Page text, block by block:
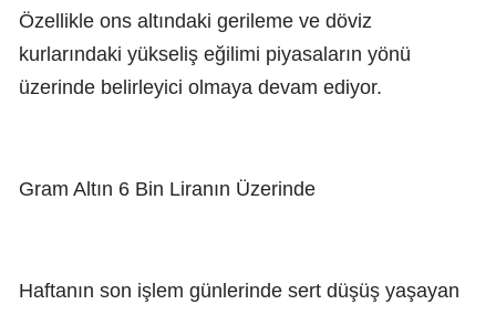
Özellikle ons altındaki gerileme ve döviz
kurlarındaki yükseliş eğilimi piyasaların yönü
üzerinde belirleyici olmaya devam ediyor.
Gram Altın 6 Bin Liranın Üzerinde
Haftanın son işlem günlerinde sert düşüş yaşayan